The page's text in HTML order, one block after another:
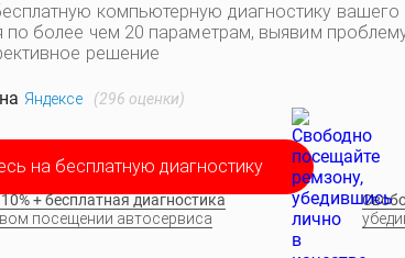
компьютерную диагностику вашего
по более чем 20 параметрам, выявим
решение
на Яндексе (296 оценки)
на бесплатную диагностику
+ бесплатная диагностика
посещении автосервиса